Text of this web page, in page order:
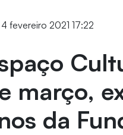
fevereiro 2021 17:22
março,
da